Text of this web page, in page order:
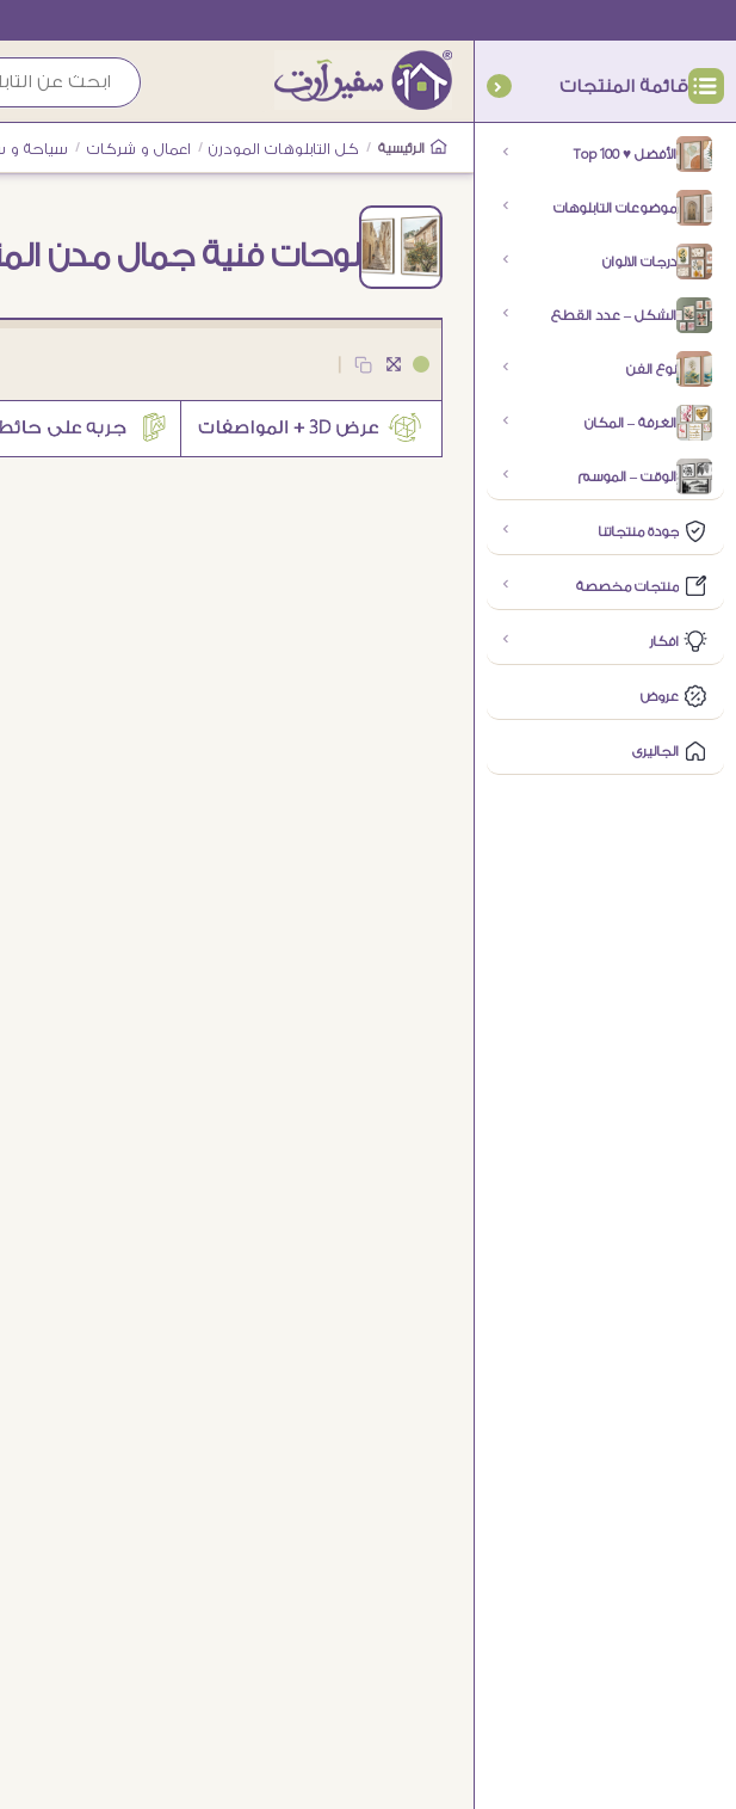
قائمة المنتجات
الأفضل ♥ Top 100
موضوعات التابلوهات
درجات الالوان
الشكل – عدد القطع
نوع الفن
الغرفة – المكان
الوقت – الموسم
جودة منتجاتنا
منتجات مخصصة
افكار
عروض
الجاليرى
الرئيسية / كل التابلوهات المودرن / اعمال و شركات / سياحة و
لوحات فنية جمال مدن